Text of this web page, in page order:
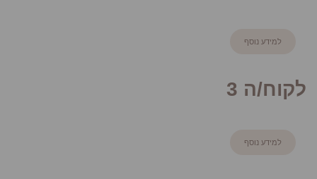
למידע נוסף
לקוח/ה 3
למידע נוסף